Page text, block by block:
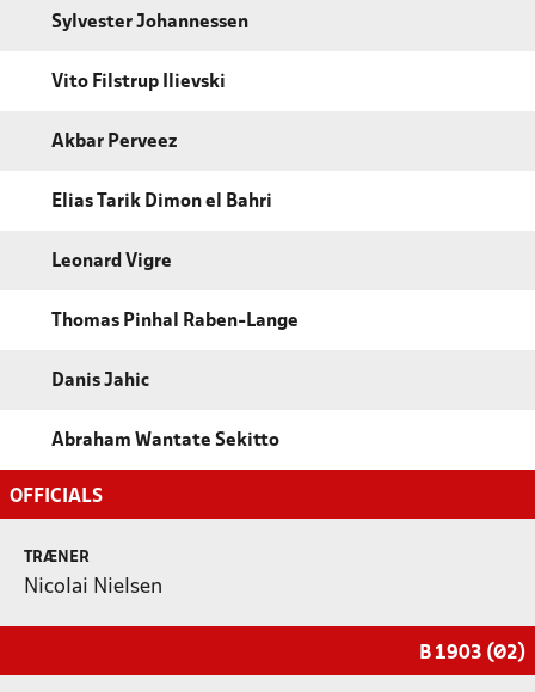
Sylvester Johannessen
Vito Filstrup Ilievski
Akbar Perveez
Elias Tarik Dimon el Bahri
Leonard Vigre
Thomas Pinhal Raben-Lange
Danis Jahic
Abraham Wantate Sekitto
OFFICIALS
TRÆNER
Nicolai Nielsen
B 1903 (Ø2)